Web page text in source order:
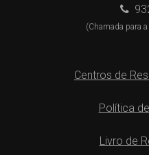
(Chamada para
Centros de
Política
Livro de